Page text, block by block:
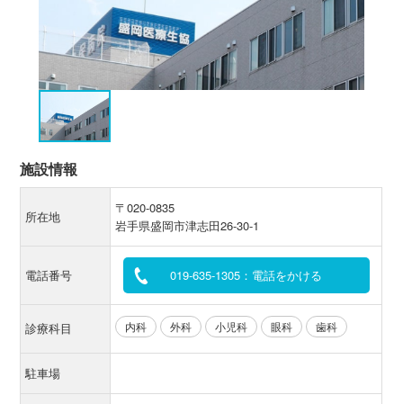
施設情報
所在地
〒020-0835
岩手県盛岡市津志田26-30-1
電話番号 019-635-1305：電話をかける
診療科目 内科 外科 小児科 眼科 歯科
駐車場